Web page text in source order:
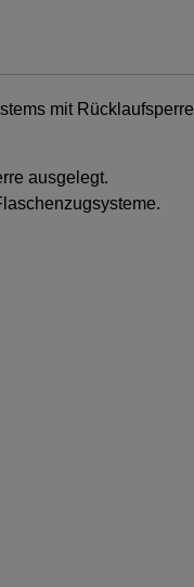
mit Rücklaufsperre
ausgelegt.